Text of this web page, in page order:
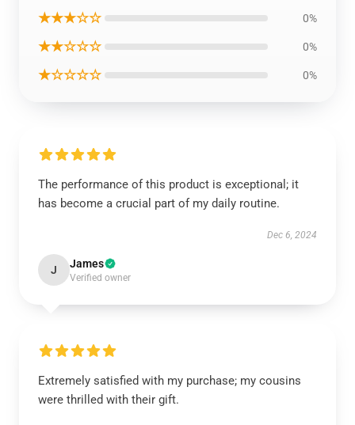
★★★☆☆ 0%
★★☆☆☆ 0%
★☆☆☆☆ 0%
The performance of this product is exceptional; it
has become a crucial part of my daily routine.
Dec 6, 2024
J James
Verified owner
Extremely satisfied with my purchase; my cousins
were thrilled with their gift.